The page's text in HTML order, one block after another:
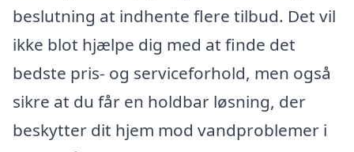
beslutning at indhente flere tilbud. Det vil
ikke blot hjælpe dig med at finde det
bedste pris- og serviceforhold, men også
sikre at du får en holdbar løsning, der
beskytter dit hjem mod vandproblemer i